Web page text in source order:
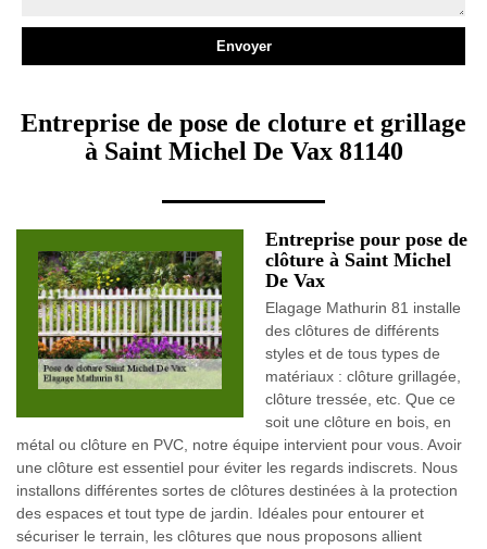
Entreprise de pose de cloture et grillage
à Saint Michel De Vax 81140
Entreprise pour pose de
clôture à Saint Michel
De Vax
Elagage Mathurin 81 installe
des clôtures de différents
styles et de tous types de
matériaux : clôture grillagée,
clôture tressée, etc. Que ce
soit une clôture en bois, en
métal ou clôture en PVC, notre équipe intervient pour vous. Avoir
une clôture est essentiel pour éviter les regards indiscrets. Nous
installons différentes sortes de clôtures destinées à la protection
des espaces et tout type de jardin. Idéales pour entourer et
sécuriser le terrain, les clôtures que nous proposons allient